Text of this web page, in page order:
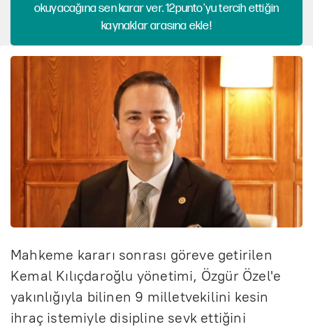
okuyacağına sen karar ver. 12punto'yu tercih ettiğin
kaynaklar arasına ekle!
Mahkeme kararı sonrası göreve getirilen
Kemal Kılıçdaroğlu yönetimi, Özgür Özel'e
yakınlığıyla bilinen 9 milletvekilini kesin
ihraç istemiyle disipline sevk ettiğini